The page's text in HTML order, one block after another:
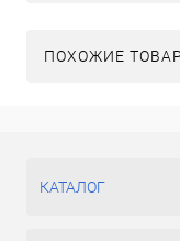
ПОХОЖИЕ
КАТАЛОГ